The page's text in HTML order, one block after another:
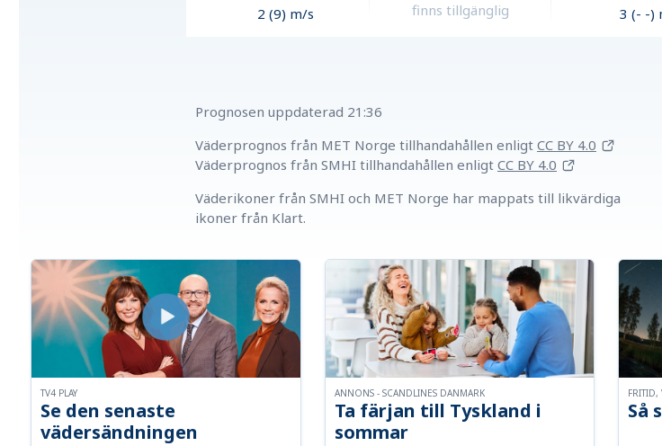
2 (9) m/s
finns tillgänglig
3 (- -)
Prognosen uppdaterad 21:36
Väderprognos från MET Norge tillhandahållen enligt CC BY 4.0
Väderprognos från SMHI tillhandahållen enligt CC BY 4.0
Väderikoner från SMHI och MET Norge har mappats till likvärdiga
ikoner från Klart.
Se den senaste
vädersändningen
TV4 PLAY
Ta färjan till Tyskland i
sommar
ANNONS - SCANDLINES DANMARK
Så
FRITID,